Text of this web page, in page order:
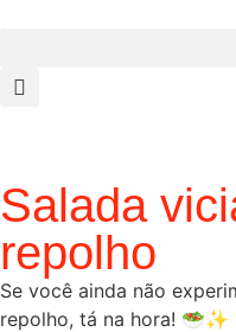
Salada
repolho
Se você ainda não
repolho, tá na hora! 🥗✨